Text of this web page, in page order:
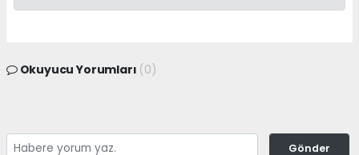
Okuyucu Yorumları (0)
Gönder